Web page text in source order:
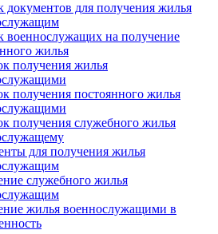
документов для получения жилья
военнослужащих на получение
жилья
получения жилья
получения постоянного жилья
получения служебного жилья
для получения жилья
служебного жилья
жилья военнослужащими в